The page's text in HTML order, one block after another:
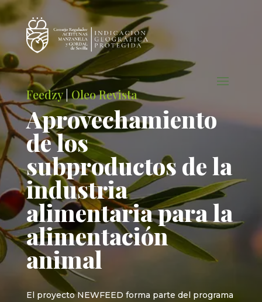
Feedzy|Oleo Revista
Aprovechamiento
de los
subproductos de la
industria
alimentaria para la
alimentación
animal
El proyecto NEWFEED forma parte del programa